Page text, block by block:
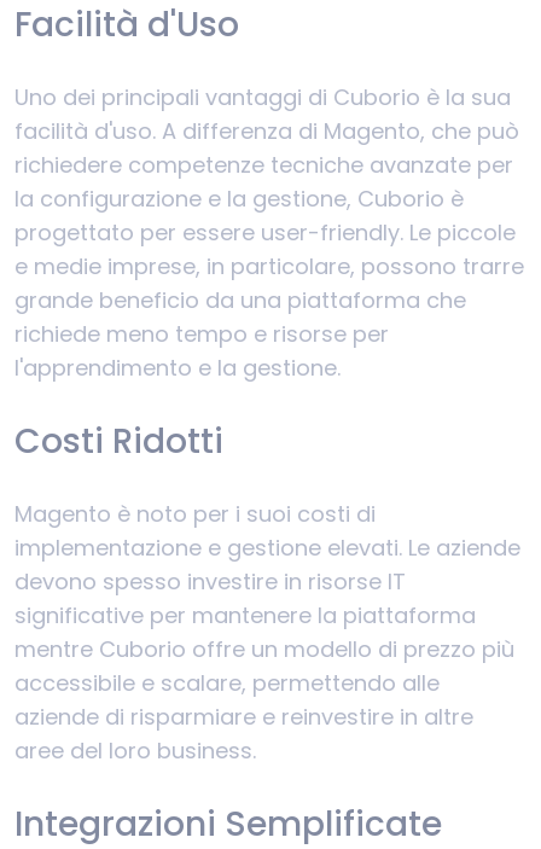
Facilità d'Uso
Uno dei principali vantaggi di Cuborio è la sua
facilità d'uso. A differenza di Magento, che può
richiedere competenze tecniche avanzate per
la configurazione e la gestione, Cuborio è
progettato per essere user-friendly. Le piccole
e medie imprese, in particolare, possono trarre
grande beneficio da una piattaforma che
richiede meno tempo e risorse per
l'apprendimento e la gestione.
Costi Ridotti
Magento è noto per i suoi costi di
implementazione e gestione elevati. Le aziende
devono spesso investire in risorse IT
significative per mantenere la piattaforma
mentre Cuborio offre un modello di prezzo più
accessibile e scalare, permettendo alle
aziende di risparmiare e reinvestire in altre
aree del loro business.
Integrazioni Semplificate